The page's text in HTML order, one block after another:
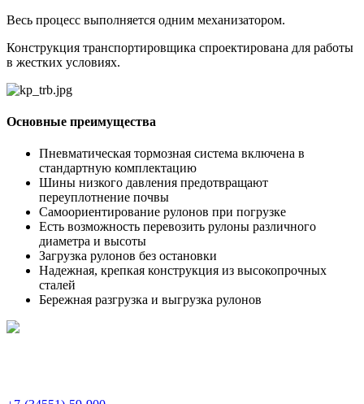
Весь процесс выполняется одним механизатором.
Конструкция транспортировщика спроектирована для работы
в жестких условиях.
Основные преимущества
Пневматическая тормозная система включена в
стандартную комплектацию
Шины низкого давления предотвращают
переуплотнение почвы
Самоориентирование рулонов при погрузке
Есть возможность перевозить рулоны различного
диаметра и высоты
Загрузка рулонов без остановки
Надежная, крепкая конструкция из высокопрочных
сталей
Бережная разгрузка и выгрузка рулонов